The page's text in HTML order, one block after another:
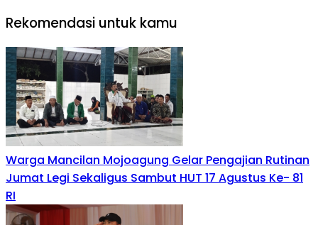
Rekomendasi untuk kamu
Warga Mancilan Mojoagung Gelar Pengajian Rutinan
Jumat Legi Sekaligus Sambut HUT 17 Agustus Ke- 81
RI